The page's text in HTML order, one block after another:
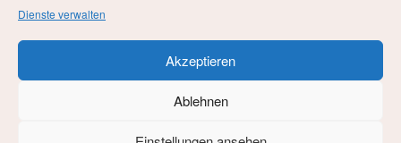
Dienste verwalten
Akzeptieren
Ablehnen
Kommentar-Feed